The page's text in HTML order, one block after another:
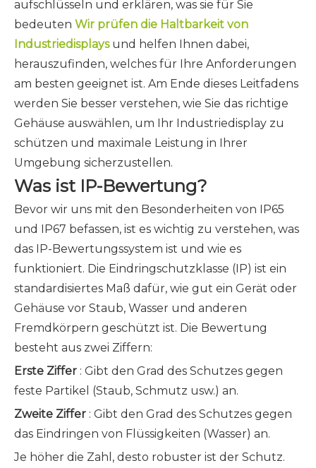
aufschlüsseln und erklären, was sie für Sie
bedeuten Wir prüfen die Haltbarkeit von
Industriedisplays und helfen Ihnen dabei,
herauszufinden, welches für Ihre Anforderungen
am besten geeignet ist. Am Ende dieses Leitfadens
werden Sie besser verstehen, wie Sie das richtige
Gehäuse auswählen, um Ihr Industriedisplay zu
schützen und maximale Leistung in Ihrer
Umgebung sicherzustellen.
Was ist IP-Bewertung?
Bevor wir uns mit den Besonderheiten von IP65
und IP67 befassen, ist es wichtig zu verstehen, was
das IP-Bewertungssystem ist und wie es
funktioniert. Die Eindringschutzklasse (IP) ist ein
standardisiertes Maß dafür, wie gut ein Gerät oder
Gehäuse vor Staub, Wasser und anderen
Fremdkörpern geschützt ist. Die Bewertung
besteht aus zwei Ziffern:
Erste Ziffer : Gibt den Grad des Schutzes gegen
feste Partikel (Staub, Schmutz usw.) an.
Zweite Ziffer : Gibt den Grad des Schutzes gegen
das Eindringen von Flüssigkeiten (Wasser) an.
Je höher die Zahl, desto robuster ist der Schutz.